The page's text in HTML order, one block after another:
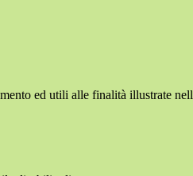
ed utili alle finalità illustrate